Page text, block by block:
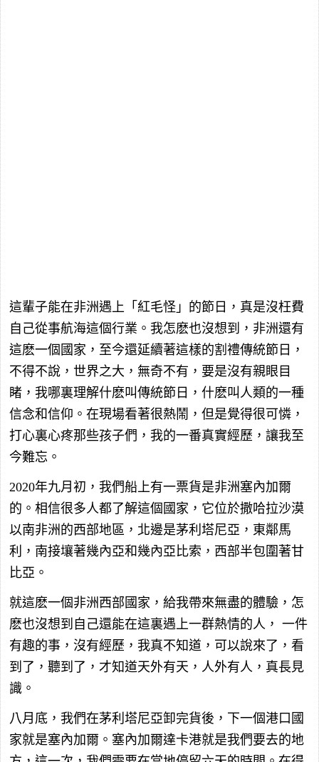
這輩子能在非洲遇上「紅毛怪」的節日，真是沒枉費
自己從事航海這個行業。我怎麽也沒想到，非洲還有
這麽一個國家，至今還延續著這樣的割禮傳統節日，
不得不說，世界之大，無奇不有，要是沒有親眼目
睹，我哪裏理解什麽叫傳統節日，什麽叫人類的一種
信念和信仰。在現場看著很熱鬧，但是覺得很可憐，
打心裏心疼那些孩子們，我的一番真實經歷，讓我至
今難忘。
2020年九月初，我們船上有一票貨是非洲塞內加爾
的。相信很多人都了解這個國家，它位於撒哈拉沙漠
以南非洲的西部地區，北邊是茅利塔尼亞，東鄰馬
利，南接壤著幾內亞和幾內亞比索，西部半包圍著甘
比亞。
就這麽一個非洲西部國家，給我帶來無盡的體驗，怎
麽也沒想到自己還能在這裏遇上一群熱情的人， 一件
有趣的事，沒有經歷，我真不知道，可以說來了，看
到了，聽到了，才知道天外有天，人外有人，真長見
識。
八月底，我們在茅利塔尼亞卸完貨後，下一個港口國
家就是塞內加爾。塞內加爾達卡港就是我們要去的地